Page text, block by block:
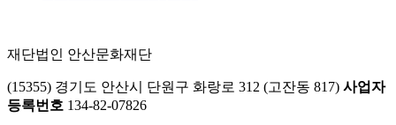
재단법인 안산문화재단
(15355) 경기도 안산시 단원구 화랑로 312 (고잔동 817) 사업자
등록번호 134-82-07826